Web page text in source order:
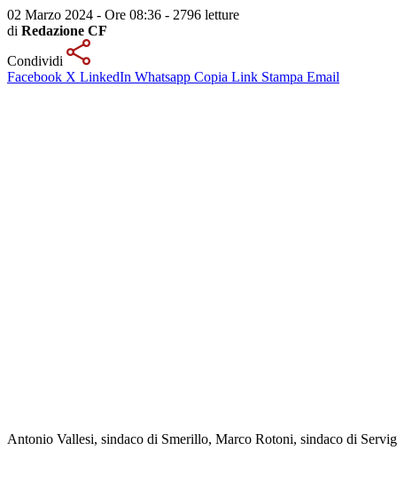
02 Marzo 2024 - Ore 08:36 - 2796 letture
di Redazione CF
Condividi
Facebook X LinkedIn Whatsapp Copia Link Stampa Email
Antonio Vallesi, sindaco di Smerillo, Marco Rotoni, sindaco di